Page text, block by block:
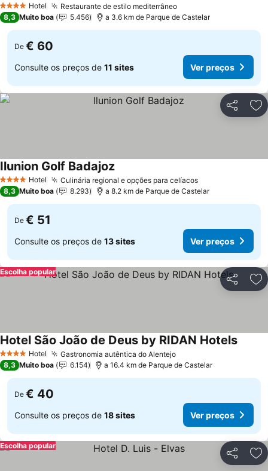
4 EstrelasHotel Restaurante de estilo mediterrâneo
8,3 Muito boa 5.456 a 3.6 km de Parque de Castelar
De € 60
Consulte os preços de 11 sites Ver preços
Partilhar
4 EstrelasHotel Culinária regional e opções para celíacos
Ilunion Golf Badajoz
8,3 Muito boa 8.293 a 8.2 km de Parque de Castelar
De € 51
Consulte os preços de 13 sites Ver preços
Partilhar
Escolha popular
4 EstrelasHotel Gastronomia autêntica do Alentejo
Hotel São João de Deus by RIDAN Hotels
8,3 Muito boa 6.154 a 16.4 km de Parque de Castelar
De € 40
Consulte os preços de 18 sites Ver preços
Partilhar
Escolha popular